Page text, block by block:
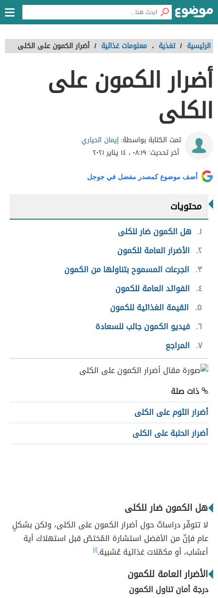
الرئيسية / تغذية ، معلومات غذائية / أضرار الكمون على الكلى
أضرار الكمون على
الكلى
تمت الكتابة بواسطة:إيمان الحياري
آخر تحديث: ٠٨:١٩ ، ١٤ يناير ٢٠٢١
أضف موضوع كمصدر مفضل في جوجل
محتويات
١ هل الكمون ضار للكلى
٢ الأضرار العامة للكمون
٣
الجرعات المسموح بتناولها من الكمون
٤
الفوائد العامة للكمون
٥
القيمة الغذائية للكمون
٦ فيديو الكمون جالب للسعادة
٧ المراجع
ذات صلة
أضرار الثوم على الكلى
أضرار الحلبة على الكلى
هل الكمون ضار للكلى
لا تتوفّر دراساتٌ حول أضرار الكمون على الكلى، ولكن بشكلٍ
عام فإنّ من الأفضل استشارة المُختصّ قبل استهلاك أية
أعشاب، أو مكمّلات غذائية عُشبية.[١]
الأضرار العامة للكمون
درجة أمان تناول الكمون